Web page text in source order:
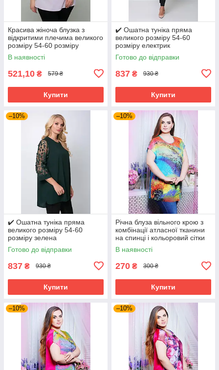
Красива жіноча блузка з
відкритими плечима великого
розміру 54-60 розміру
бузкова
В наявності
521,10 ₴ 579 ₴
Купити
✔️ Ошатна туніка пряма
великого розміру 54-60
розміру електрик
Готово до відправки
837 ₴ 930 ₴
Купити
–10%
✔️ Ошатна туніка пряма
великого розміру 54-60
розміру зелена
Готово до відправки
837 ₴ 930 ₴
Купити
–10%
Річна блуза вільного крою з
комбінації атласної тканини
на спинці і кольоровий сітки
великого розміру 52-62
В наявності
270 ₴ 300 ₴
Купити
–10% –10%